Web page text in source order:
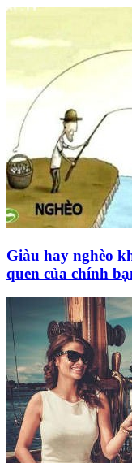
Giàu hay nghèo
quen của chính